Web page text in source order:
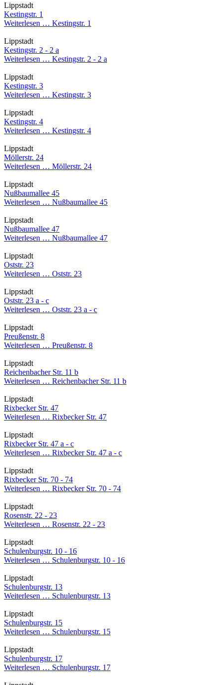
Lippstadt
Kestingstr. 1
Weiterlesen … Kestingstr. 1
Lippstadt
Kestingstr. 2 - 2 a
Weiterlesen … Kestingstr. 2 - 2 a
Lippstadt
Kestingstr. 3
Weiterlesen … Kestingstr. 3
Lippstadt
Kestingstr. 4
Weiterlesen … Kestingstr. 4
Lippstadt
Möllerstr. 24
Weiterlesen … Möllerstr. 24
Lippstadt
Nußbaumallee 45
Weiterlesen … Nußbaumallee 45
Lippstadt
Nußbaumallee 47
Weiterlesen … Nußbaumallee 47
Lippstadt
Oststr. 23
Weiterlesen … Oststr. 23
Lippstadt
Oststr. 23 a - c
Weiterlesen … Oststr. 23 a - c
Lippstadt
Preußenstr. 8
Weiterlesen … Preußenstr. 8
Lippstadt
Reichenbacher Str. 11 b
Weiterlesen … Reichenbacher Str. 11 b
Lippstadt
Rixbecker Str. 47
Weiterlesen … Rixbecker Str. 47
Lippstadt
Rixbecker Str. 47 a - c
Weiterlesen … Rixbecker Str. 47 a - c
Lippstadt
Rixbecker Str. 70 - 74
Weiterlesen … Rixbecker Str. 70 - 74
Lippstadt
Rosenstr. 22 - 23
Weiterlesen … Rosenstr. 22 - 23
Lippstadt
Schulenburgstr. 10 - 16
Weiterlesen … Schulenburgstr. 10 - 16
Lippstadt
Schulenburgstr. 13
Weiterlesen … Schulenburgstr. 13
Lippstadt
Schulenburgstr. 15
Weiterlesen … Schulenburgstr. 15
Lippstadt
Schulenburgstr. 17
Weiterlesen … Schulenburgstr. 17